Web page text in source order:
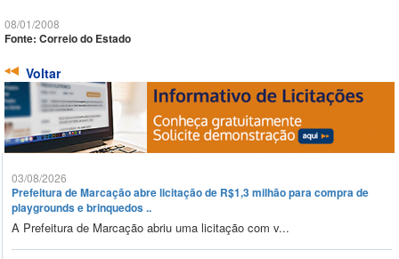
08/01/2008
Fonte: Correio do Estado
Voltar
03/08/2026
Prefeitura de Marcação abre licitação de R$1,3 milhão para compra de
playgrounds e brinquedos ..
A Prefeitura de Marcação abriu uma licitação com v...